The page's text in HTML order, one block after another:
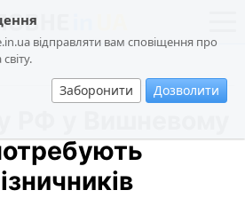
відправляти вам сповіщення про
Заборонити Дозволити
суспільство
події
кримінал
РФ у Вишневому